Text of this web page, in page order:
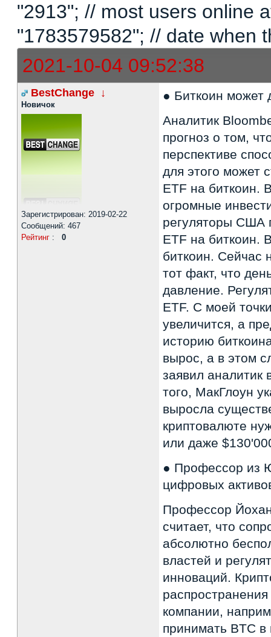
"2913"; // most users online
"1783579582"; // date when
2021-10-04 09:52:38
BestChange ↓
Новичок
Зарегистрирован: 2019-02-22
Сообщений: 467
Рейтинг : 0
● Биткоин может
Аналитик
прогноз о том,
перспективе
для этого может
ETF на биткоин.
огромные
регуляторы США
ETF на биткоин.
биткоин. Сейчас
тот факт, что
давление.
ETF. С моей
увеличится, а
историю
вырос, а в этом
заявил
того, МакГлоун
выросла
криптовалюте
или даже
● Профессор из
цифровых
Профессор
считает, что
абсолютно
властей и
инноваций.
компании,
принимать BTC